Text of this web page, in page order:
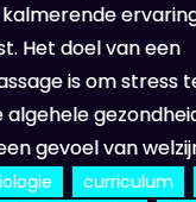
Het doel van een
is om stress
algehele
gevoel van
curriculum